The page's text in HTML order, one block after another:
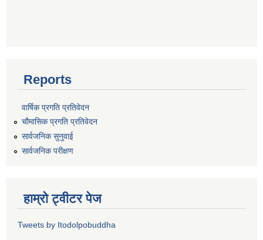
Reports
वार्षिक प्रगति प्रतिवेदन
चौमासिक प्रगति प्रतिवेदन
सार्वजनिक सुनुवाई
सार्वजनिक परीक्षण
हाम्रो ट्वीटर पेज
Tweets by Itodolpobuddha